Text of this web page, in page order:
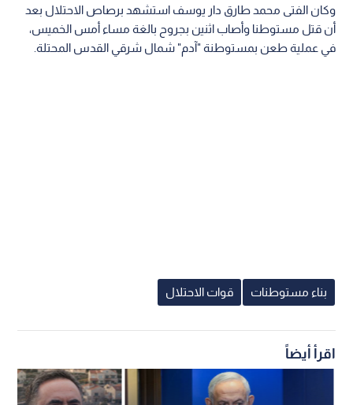
وكان الفتى محمد طارق دار يوسف استشهد برصاص الاحتلال بعد
أن قتل مستوطنا وأصاب اثنين بجروح بالغة مساء أمس الخميس،
في عملية طعن بمستوطنة "آدم" شمال شرقي القدس المحتلة.
بناء مستوطنات قوات الاحتلال
اقرأ أيضاً